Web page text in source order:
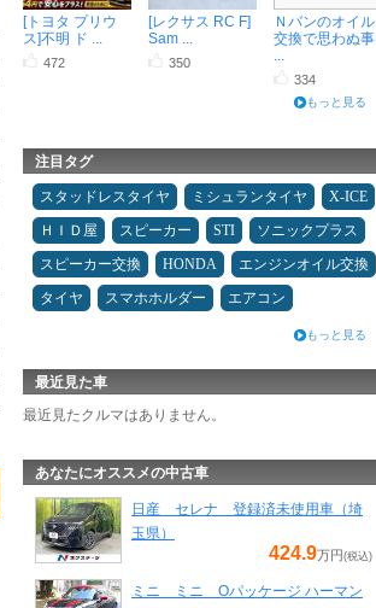
[トヨタ プリウ
ス]不明 ド ...
472
[レクサス RC F]
Sam ...
350
Ｎバンのオイル
交換で思わぬ事
...
334
もっと見る
注目タグ
スタッドレスタイヤ ミシュランタイヤ
X-ICE
ＨＩＤ屋
スピーカー STI
ソニックプラス
スピーカー交換
HONDA
エンジンオイル交換
タイヤ
スマホホルダー エアコン
もっと見る
最近見た車
最近見たクルマはありません。
あなたにオススメの中古車
日産 セレナ 登録済未使用車（埼
玉県）
424.9万円(税込)
ミニ ミニ Oパッケージ ハーマン